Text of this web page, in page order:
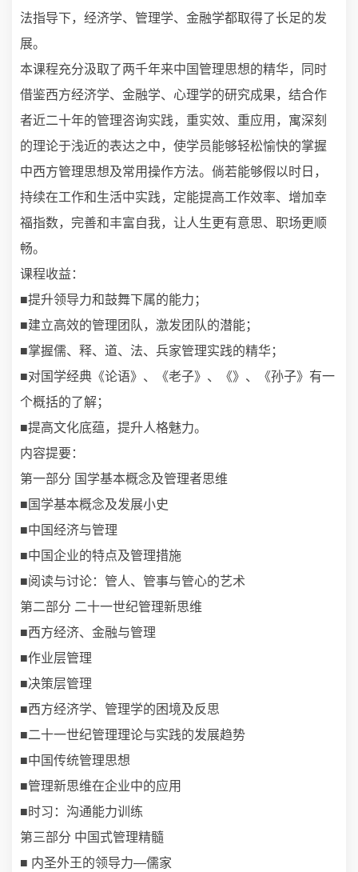
法指导下，经济学、管理学、金融学都取得了长足的发
展。
本课程充分汲取了两千年来中国管理思想的精华，同时
借鉴西方经济学、金融学、心理学的研究成果，结合作
者近二十年的管理咨询实践，重实效、重应用，寓深刻
的理论于浅近的表达之中，使学员能够轻松愉快的掌握
中西方管理思想及常用操作方法。倘若能够假以时日，
持续在工作和生活中实践，定能提高工作效率、增加幸
福指数，完善和丰富自我，让人生更有意思、职场更顺
畅。
课程收益：
■提升领导力和鼓舞下属的能力；
■建立高效的管理团队，激发团队的潜能；
■掌握儒、释、道、法、兵家管理实践的精华；
■对国学经典《论语》、《老子》、《》、《孙子》有一
个概括的了解；
■提高文化底蕴，提升人格魅力。
内容提要：
第一部分 国学基本概念及管理者思维
■国学基本概念及发展小史
■中国经济与管理
■中国企业的特点及管理措施
■阅读与讨论：管人、管事与管心的艺术
第二部分 二十一世纪管理新思维
■西方经济、金融与管理
■作业层管理
■决策层管理
■西方经济学、管理学的困境及反思
■二十一世纪管理理论与实践的发展趋势
■中国传统管理思想
■管理新思维在企业中的应用
■时习：沟通能力训练
第三部分 中国式管理精髓
■ 内圣外王的领导力—儒家